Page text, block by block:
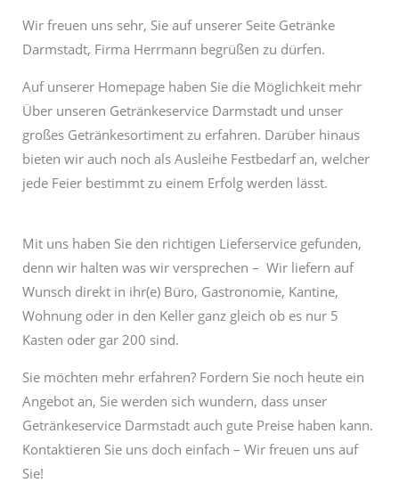
Wir freuen uns sehr, Sie auf unserer Seite Getränke
Darmstadt, Firma Herrmann begrüßen zu dürfen.
Auf unserer Homepage haben Sie die Möglichkeit mehr
Über unseren Getränkeservice Darmstadt und unser
großes Getränkesortiment zu erfahren. Darüber hinaus
bieten wir auch noch als Ausleihe Festbedarf an, welcher
jede Feier bestimmt zu einem Erfolg werden lässt.
Mit uns haben Sie den richtigen Lieferservice gefunden,
denn wir halten was wir versprechen – Wir liefern auf
Wunsch direkt in ihr(e) Büro, Gastronomie, Kantine,
Wohnung oder in den Keller ganz gleich ob es nur 5
Kasten oder gar 200 sind.
Sie möchten mehr erfahren? Fordern Sie noch heute ein
Angebot an, Sie werden sich wundern, dass unser
Getränkeservice Darmstadt auch gute Preise haben kann.
Kontaktieren Sie uns doch einfach – Wir freuen uns auf
Sie!